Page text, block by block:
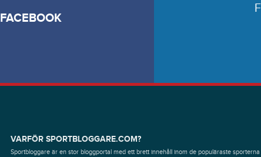
FACEBOOK
VARFÖR SPORTBLOGGARE.COM?
Sportbloggare är en stor bloggportal med ett brett innehåll inom de populäraste sporterna